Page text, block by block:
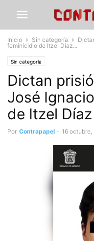
Inicio Sin categoría
feminicidio de Itzel Díaz...
Sin categoría
Dictan
José
de Itzel
Por Contrapapel - 16 octubre,